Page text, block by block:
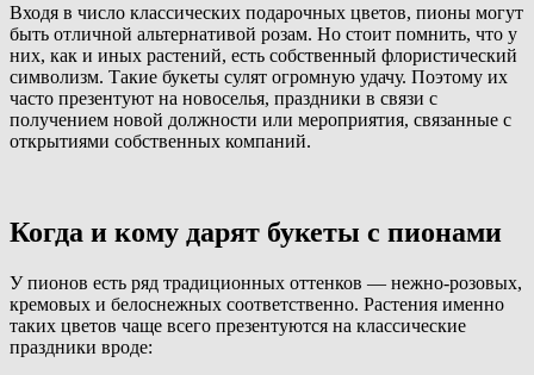
Входя в число классических подарочных цветов, пионы могут
быть отличной альтернативой розам. Но стоит помнить, что у
них, как и иных растений, есть собственный флористический
символизм. Такие букеты сулят огромную удачу. Поэтому их
часто презентуют на новоселья, праздники в связи с
получением новой должности или мероприятия, связанные с
открытиями собственных компаний.
Когда и кому дарят букеты с пионами
У пионов есть ряд традиционных оттенков — нежно-розовых,
кремовых и белоснежных соответственно. Растения именно
таких цветов чаще всего презентуются на классические
праздники вроде: